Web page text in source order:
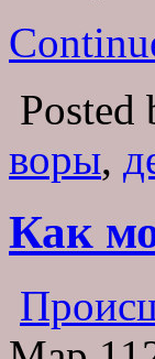
Posted
воры,
Как